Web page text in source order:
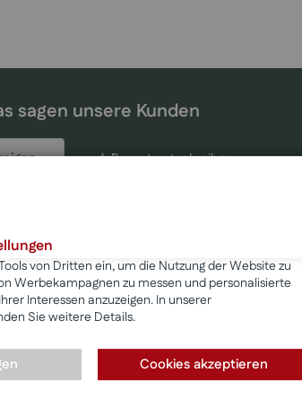
sagen unsere Kunden
☆ Bewertung schreiben
von Dritten ein, um die Nutzung der Website zu
Werbekampagnen zu messen und personalisierte
Interessen anzuzeigen. In unserer
Sie weitere Details.
Cookies akzeptieren